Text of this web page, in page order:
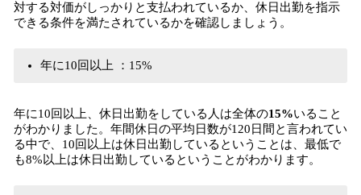
対する対価がしっかりと支払われているか、休日出勤を指示
できる条件を満たされているかを確認しましょう。
年に10回以上 ：15%
年に10回以上、休日出勤をしている人は全体の15%いること
がわかりました。年間休日の平均日数が120日間と言われてい
る中で、10回以上は休日出勤しているということは、最低で
も8%以上は休日出勤しているということがわかります。